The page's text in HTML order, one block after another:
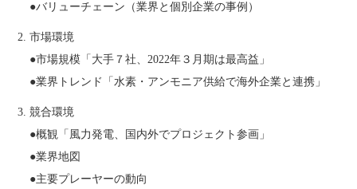
●バリューチェーン（業界と個別企業の事例）
市場環境
●市場規模「大手７社、2022年３月期は最高益」
●業界トレンド「水素・アンモニア供給で海外企業と連携」
競合環境
●概観「風力発電、国内外でプロジェクト参画」
●業界地図
●主要プレーヤーの動向